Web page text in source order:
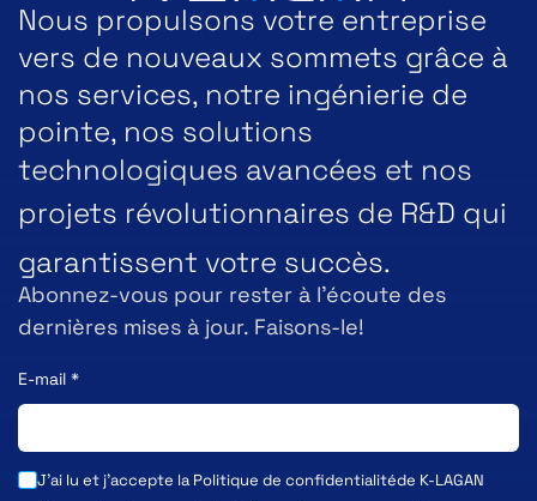
Nous propulsons votre entreprise
vers de nouveaux sommets grâce à
nos services, notre ingénierie de
pointe, nos solutions
technologiques avancées et nos
projets révolutionnaires de R&D qui
garantissent votre succès.
Abonnez-vous pour rester à l’écoute des
dernières mises à jour. Faisons-le!
E-mail *
J'ai lu et j'accepte laPolitique de confidentialitéde K-LAGAN